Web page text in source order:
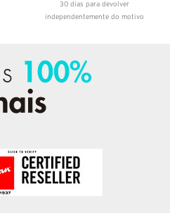
30 dias para devolver
independentemente do motivo